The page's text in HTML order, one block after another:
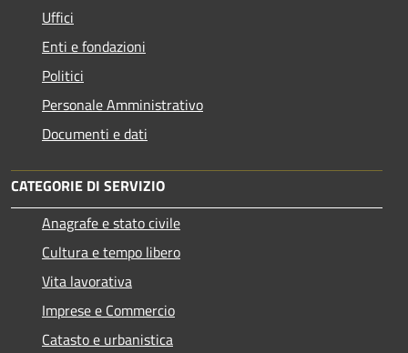
Uffici
Enti e fondazioni
Politici
Personale Amministrativo
Documenti e dati
CATEGORIE DI SERVIZIO
Anagrafe e stato civile
Cultura e tempo libero
Vita lavorativa
Imprese e Commercio
Catasto e urbanistica